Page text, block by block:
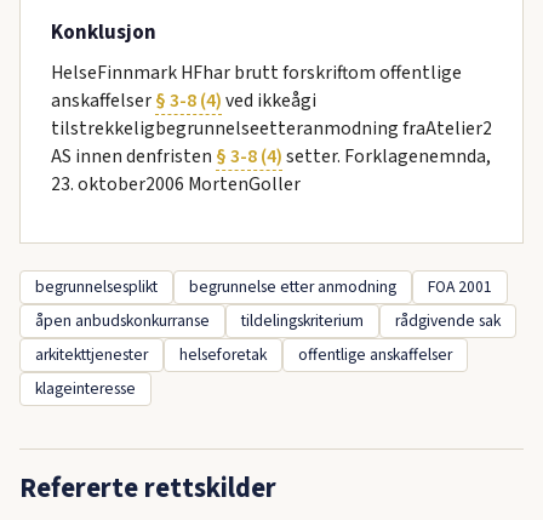
Konklusjon
HelseFinnmark HFhar brutt forskriftom offentlige
anskaffelser§ 3-8 (4)ved ikkeågi
tilstrekkeligbegrunnelseetteranmodning fraAtelier2
AS innen denfristen § 3-8 (4)setter. Forklagenemnda,
23. oktober2006 MortenGoller
begrunnelsesplikt begrunnelse etter anmodning
FOA 2001
åpen anbudskonkurranse
tildelingskriterium
rådgivende sak
arkitekttjenester
helseforetak
offentlige anskaffelser
klageinteresse
Refererte rettskilder